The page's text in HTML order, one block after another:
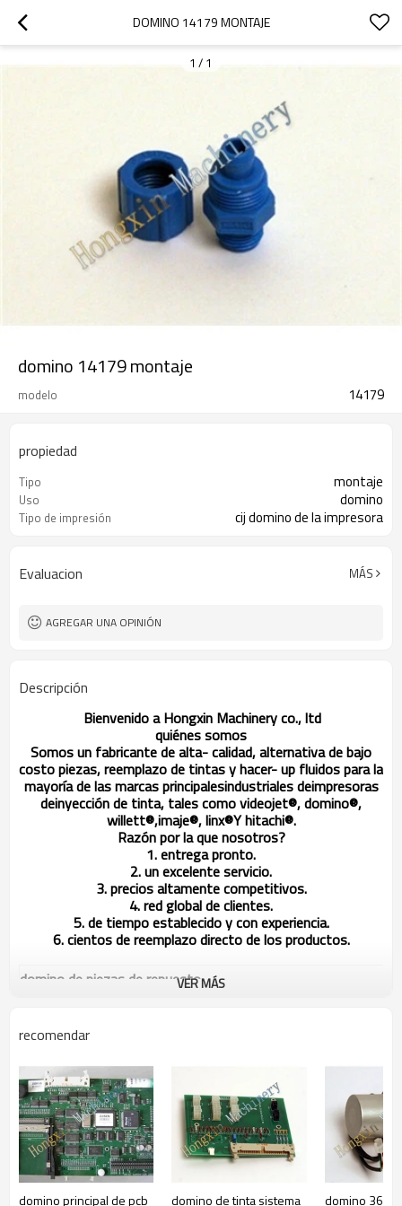
DOMINO 14179 MONTAJE
1 / 1
domino 14179 montaje
modelo 14179
propiedad
Tipo montaje
Uso domino
Tipo de impresión cij domino de la impresora
Evaluacion MÁS
AGREGAR UNA OPINIÓN
Descripción
Bienvenido a Hongxin Machinery co., ltd
quiénes somos
Somos un fabricante de alta- calidad, alternativa de bajo
costo piezas, reemplazo de tintas y hacer- up fluidos para la
mayoría de las marcas principalesindustriales deimpresoras
deinyección de tinta, tales como videojet®, domino®,
willett®,imaje®, linx®Y hitachi®.
Razón por la que nosotros?
1. entrega pronto.
2. un excelente servicio.
3. precios altamente competitivos.
4. red global de clientes.
5. de tiempo establecido y con experiencia.
6. cientos de reemplazo directo de los productos.
domino de piezas de repuesto
14831
29265/14664
el canal de filtro 20 micr
29273/14669
solvente de filtro
37940
filtro en línea
14833
amortiguador
VER MÁS
recomendar
domino principal de pcb domino de tinta sistema domino